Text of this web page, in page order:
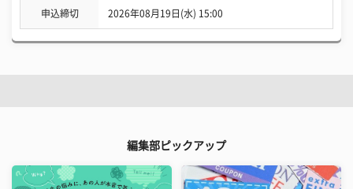
申込締切 2026年08月19日(水) 15:00
編集部ピックアップ